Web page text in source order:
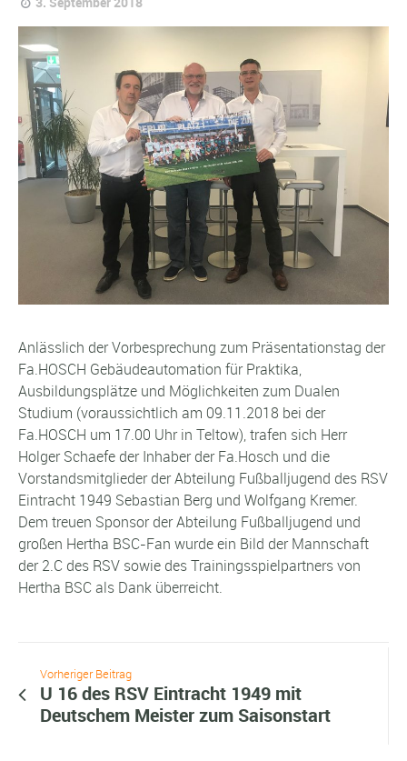
Anlässlich der Vorbesprechung zum Präsentationstag der
Fa.HOSCH Gebäudeautomation für Praktika,
Ausbildungsplätze und Möglichkeiten zum Dualen
Studium (voraussichtlich am 09.11.2018 bei der
Fa.HOSCH um 17.00 Uhr in Teltow), trafen sich Herr
Holger Schaefe der Inhaber der Fa.Hosch und die
Vorstandsmitglieder der Abteilung Fußballjugend des RSV
Eintracht 1949 Sebastian Berg und Wolfgang Kremer.
Dem treuen Sponsor der Abteilung Fußballjugend und
großen Hertha BSC-Fan wurde ein Bild der Mannschaft
der 2.C des RSV sowie des Trainingsspielpartners von
Hertha BSC als Dank überreicht.
Vorheriger Beitrag
U 16 des RSV Eintracht 1949 mit
Deutschem Meister zum Saisonstart